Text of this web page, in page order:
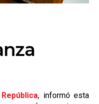
, informó esta